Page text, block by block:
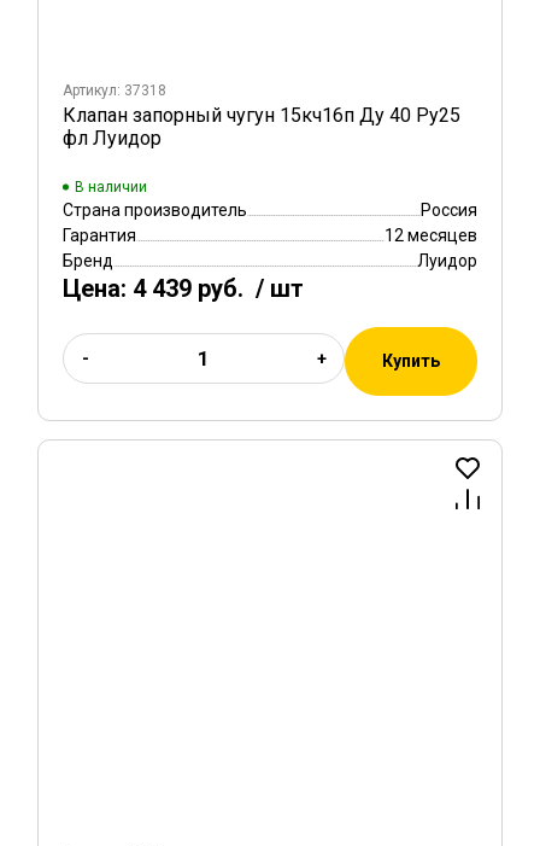
Артикул: 37318
Клапан запорный чугун 15кч16п Ду 40 Ру25
фл Луидор
В наличии
Страна производитель
Россия
Гарантия
12 месяцев
Бренд
Луидор
Цена: 4 439 руб. / шт
- + Купить